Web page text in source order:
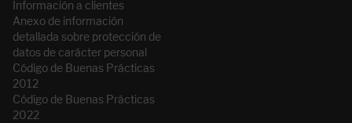
Información a clientes
Anexo de información
detallada sobre protección de
datos de carácter personal
Código de Buenas Prácticas
2012
Código de Buenas Prácticas
2022